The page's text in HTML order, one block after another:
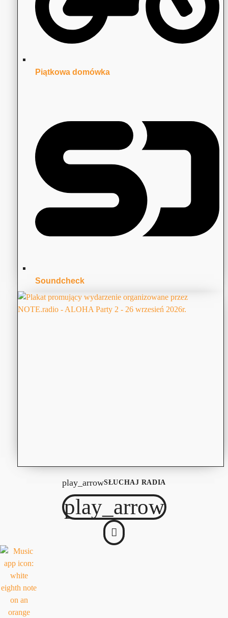
Piątkowa domówka
Soundcheck
play_arrowSŁUCHAJ RADIA
play_arrow